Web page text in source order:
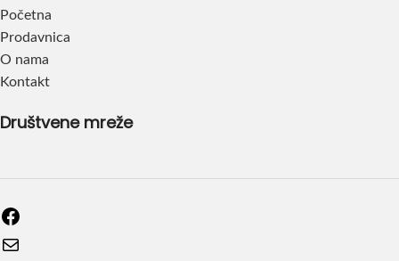
Početna
Prodavnica
O nama
Kontakt
Društvene mreže